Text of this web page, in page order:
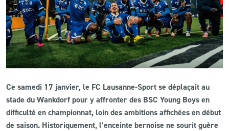
CLUB
CONTACT
LS E-SHOP
L’APP DU LS
Ce samedi 17 janvier, le FC Lausanne-Sport se déplaçait au
stade du Wankdorf pour y affronter des BSC Young Boys en
difficulté en championnat, loin des ambitions affichées en début
de saison. Historiquement, l’enceinte bernoise ne sourit guère